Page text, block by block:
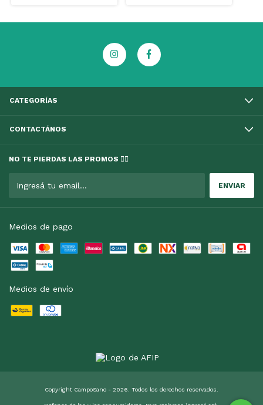
CATEGORÍAS
CONTACTÁNOS
NO TE PIERDAS LAS PROMOS 👇🏻
Medios de pago
Medios de envío
Copyright CampoSano - 2026. Todos los derechos reservados.